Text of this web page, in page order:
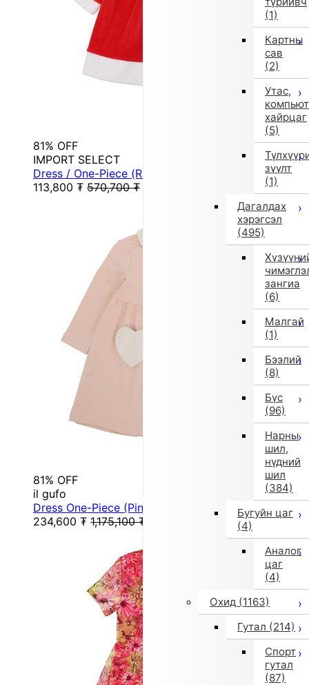
(1)
Картны
сав
(2)
Утас,
хайрцаг
(5)
зүүлт
(1)
Дагалдах
хэрэгсэл
(495)
зангиа
(6)
Малгай
(1)
Бээлий
(8)
Бүс
(96)
Нарны
шил,
нүдний
шил
(384)
Бугуйн цаг
(4)
Аналог
цаг
(4)
Охид (1163)
Гутал (214)
Спорт
гутал
(87)
81% OFF
IMPORT SELECT
Dress / One-Piece (Red)
113,800 ₮ 570,700 ₮
81% OFF
il gufo
Dress One-Piece (Pink)
234,600 ₮ 1,175,100 ₮